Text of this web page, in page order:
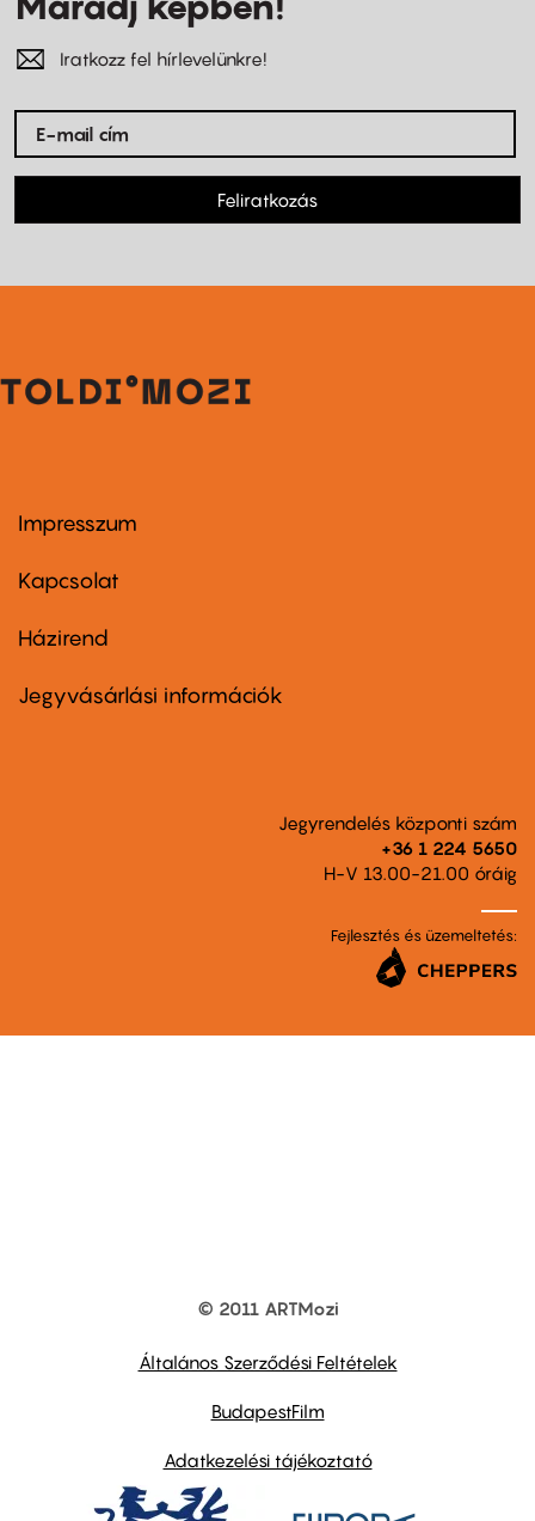
Iratkozz fel hírlevelünkre!
Feliratkozás
Footer
first
Impresszum
Kapcsolat
Footer
second
Házirend
Jegyvásárlási információk
Jegyrendelés központi szám
+36 1 224 5650
H-V 13.00-21.00 óráig
Fejlesztés és üzemeltetés:
© 2011 ARTMozi
Általános Szerződési Feltételek
BudapestFilm
Adatkezelési tájékoztató